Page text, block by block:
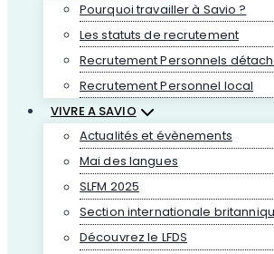
Pourquoi travailler à Savio ?
Les statuts de recrutement
Recrutement Personnels
Recrutement Personnel local
VIVRE A SAVIO
Actualités et évènements
Mai des langues
SLFM 2025
Section internationale
Découvrez le LFDS